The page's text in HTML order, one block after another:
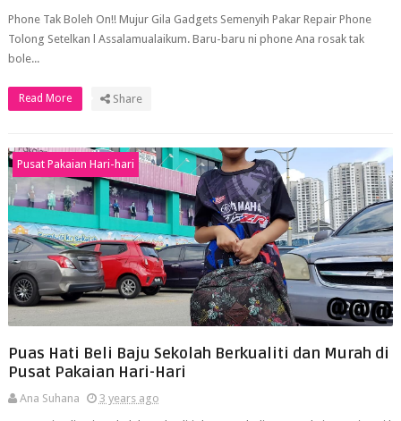
Phone Tak Boleh On!! Mujur Gila Gadgets Semenyih Pakar Repair Phone
Tolong Setelkan l Assalamualaikum. Baru-baru ni phone Ana rosak tak
bole...
Read More Share
Pusat Pakaian Hari-hari
Puas Hati Beli Baju Sekolah Berkualiti dan Murah di
Pusat Pakaian Hari-Hari
Ana Suhana
3 years ago